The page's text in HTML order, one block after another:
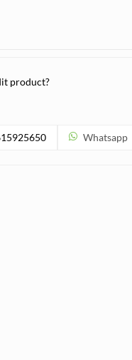
product?
Whatsapp